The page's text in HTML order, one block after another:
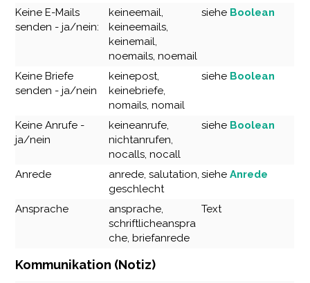
Keine E-Mails
senden - ja/nein:
keineemail,
keineemails,
keinemail,
noemails, noemail
siehe Boolean
Keine Briefe
senden - ja/nein
keinepost,
keinebriefe,
nomails, nomail
siehe Boolean
Keine Anrufe -
ja/nein
keineanrufe,
nichtanrufen,
nocalls, nocall
siehe Boolean
Anrede
anrede, salutation,
geschlecht
sieheAnrede
Ansprache
ansprache,
schriftlicheanspra
che, briefanrede
Text
Kommunikation (Notiz)